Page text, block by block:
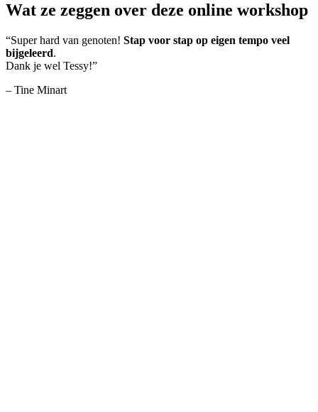
Wat ze zeggen over deze online workshop
“Super hard van genoten! Stap voor stap op eigen tempo veel
bijgeleerd.
Dank je wel Tessy!”
– Tine Minart